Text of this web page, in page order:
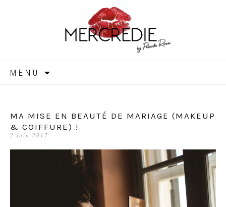
MERCREDIE
MENU
MA MISE EN BEAUTÉ DE MARIAGE (MAKEUP
& COIFFURE) !
2 juin 2017